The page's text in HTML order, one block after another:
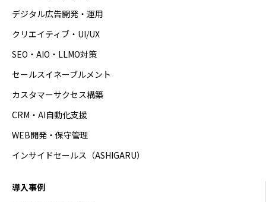
デジタル広告開発・運用
クリエイティブ・UI/UX
SEO・AIO・LLMO対策
セールスイネーブルメント
カスタマーサクセス構築
CRM・AI自動化支援
WEB開発・保守管理
インサイドセールス（ASHIGARU）
導入事例